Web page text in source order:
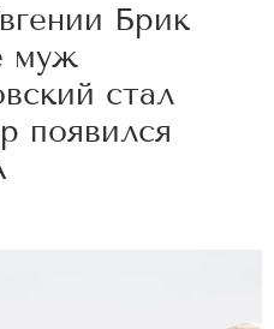
Брик
муж
стал
появился